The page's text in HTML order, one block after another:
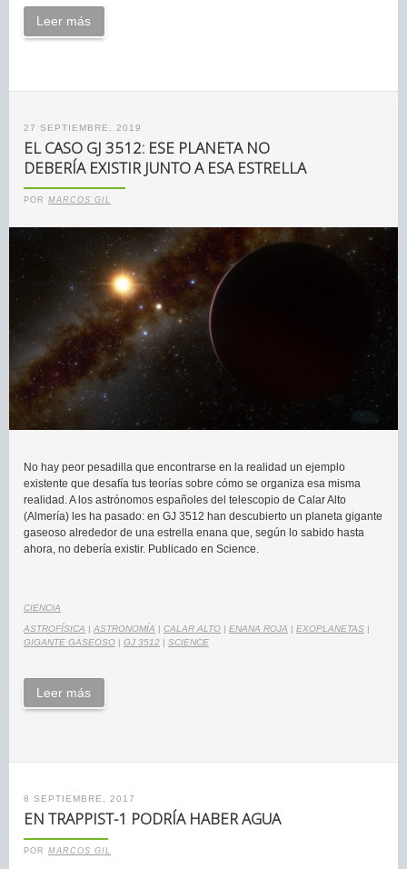
Leer más
27 SEPTIEMBRE, 2019
EL CASO GJ 3512: ESE PLANETA NO
DEBERÍA EXISTIR JUNTO A ESA ESTRELLA
POR MARCOS GIL
No hay peor pesadilla que encontrarse en la realidad un ejemplo
existente que desafía tus teorías sobre cómo se organiza esa misma
realidad. A los astrónomos españoles del telescopio de Calar Alto
(Almería) les ha pasado: en GJ 3512 han descubierto un planeta gigante
gaseoso alrededor de una estrella enana que, según lo sabido hasta
ahora, no debería existir. Publicado en Science.
CIENCIA
ASTROFÍSICA | ASTRONOMÍA | CALAR ALTO | ENANA ROJA | EXOPLANETAS |
GIGANTE GASEOSO | GJ 3512 | SCIENCE
Leer más
8 SEPTIEMBRE, 2017
EN TRAPPIST-1 PODRÍA HABER AGUA
POR MARCOS GIL